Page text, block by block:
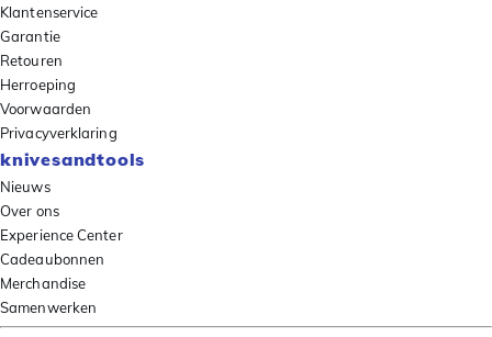
Klantenservice
Garantie
Retouren
Herroeping
Voorwaarden
Privacyverklaring
knivesandtools
Nieuws
Over ons
Experience Center
Cadeaubonnen
Merchandise
Samenwerken